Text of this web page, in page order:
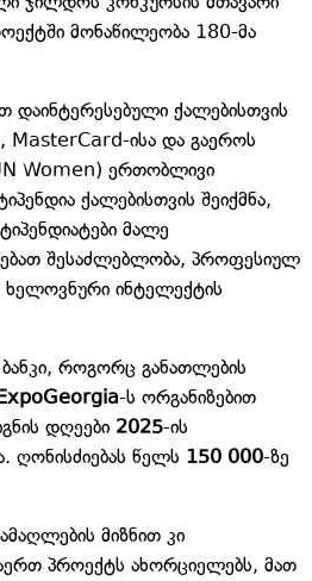
მონაწილეობა 180-მა
ქალებისთვის
MasterCard-ისა და გაეროს
Women) ერთობლივი
ქალებისთვის შეიქმნა,
მალე
შესაძლებლობა, პროფესიულ
ხელოვნური ინტელექტის
როგორც განათლების
-ს ორგანიზებით
დღეები 2025-ის
ღონისძიებას წელს 150 000-ზე
მიზნით კი
პროექტს ახორციელებს, მათ